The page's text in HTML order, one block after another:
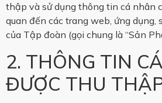
thập và sử dụng thông tin cá nhân
quan đến các trang web, ứng dụng,
của Tập đoàn (gọi chung là “Sản
2. THÔNG TIN
ĐƯỢC THU